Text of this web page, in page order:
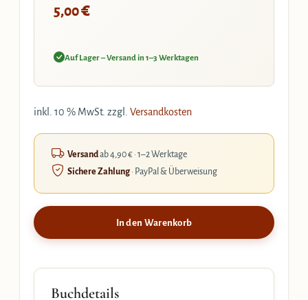
5,00€
Auf Lager – Versand in 1–3 Werktagen
inkl. 10 % MwSt. zzgl. Versandkosten
Versandab 4,90 € · 1–2 Werktage
Sichere Zahlung· PayPal & Überweisung
In den Warenkorb
Buchdetails